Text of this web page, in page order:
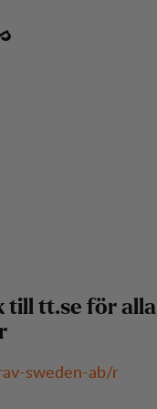
till tt.se för alla
sweden-ab/r